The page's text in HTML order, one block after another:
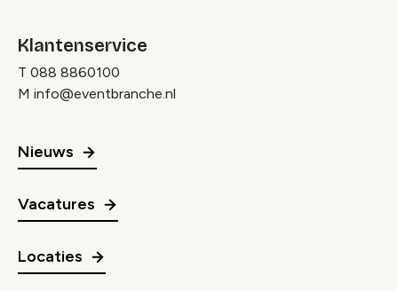
Klantenservice
T 088 8860100
M info@eventbranche.nl
Nieuws
Vacatures
Locaties